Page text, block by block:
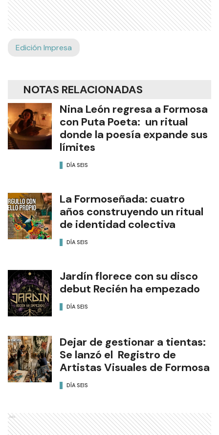
Edición Impresa
NOTAS RELACIONADAS
Nina León regresa a Formosa
con Puta Poeta: un ritual
donde la poesía expande sus
límites
DÍA SEIS
La Formoseñada: cuatro
años construyendo un ritual
de identidad colectiva
DÍA SEIS
Jardín florece con su disco
debut Recién ha empezado
DÍA SEIS
Dejar de gestionar a tientas:
Se lanzó el Registro de
Artistas Visuales de Formosa
DÍA SEIS
Ads